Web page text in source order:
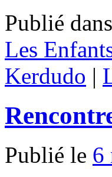
Publié dans
Les
Kerdudo |
Publié le 6